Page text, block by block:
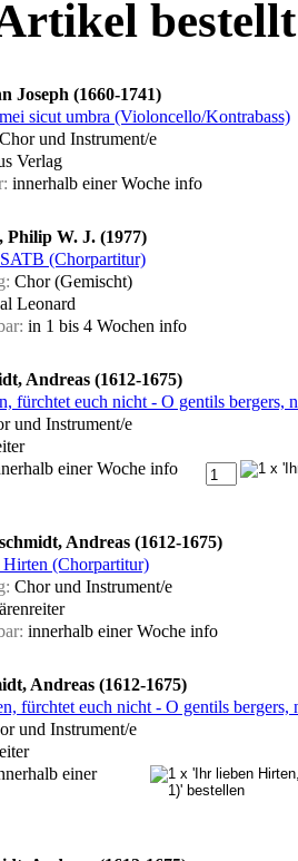
Joseph (1660-1741)
sicut umbra (Violoncello/Kontrabass)
Chor und Instrument/e
Verlag
innerhalb einer Woche info
Philip W. J. (1977)
(Chorpartitur)
Chor (Gemischt)
Leonard
in 1 bis 4 Wochen info
Andreas (1612-1675)
fürchtet euch nicht - O gentils bergers,
und Instrument/e
einer Woche info
Andreas (1612-1675)
(Chorpartitur)
Chor und Instrument/e
innerhalb einer Woche info
Andreas (1612-1675)
fürchtet euch nicht - O gentils
und Instrument/e
einer